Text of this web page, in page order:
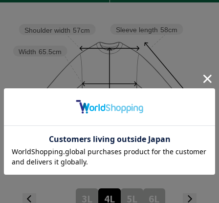
Sleeve length 58cm
Length 72cm
Width 65.5cm
Shoulder width 57cm
3L 4L 5L 6L